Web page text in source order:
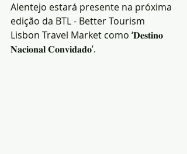
Alentejo estará presente na próxima
edição da BTL - Better Tourism
Lisbon Travel Market como ‘𝐃𝐞𝐬𝐭𝐢𝐧𝐨
𝐍𝐚𝐜𝐢𝐨𝐧𝐚𝐥 𝐂𝐨𝐧𝐯𝐢𝐝𝐚𝐝𝐨’.